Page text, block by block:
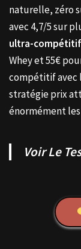
naturelle, zéro
avec 4,7/5 sur
ultra-compétitif
Whey et 55€
compétitif avec
stratégie prix
énormément
Voir Le